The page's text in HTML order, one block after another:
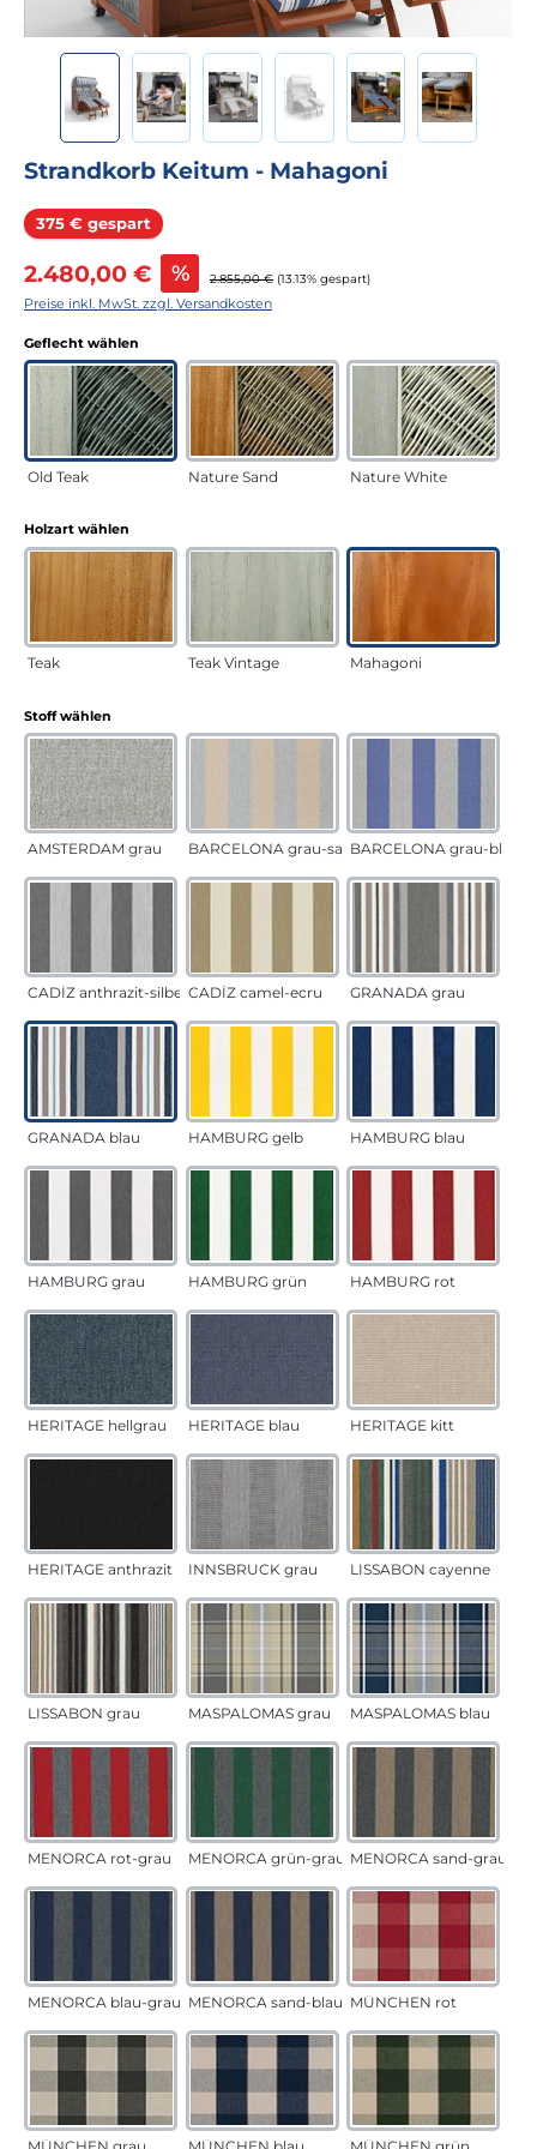
Strandkorb Keitum - Mahagoni
375 € gespart Rabatt
Verkaufspreis:
2.480,00 € % Regulärer Preis:
2.855,00 € (13.13% gespart)
Preise inkl. MwSt. zzgl. Versandkosten
Geflecht wählen
Old Teak Nature Sand Nature White
Holzart wählen
Teak Teak Vintage Mahagoni
Stoff wählen
AMSTERDAM grau BARCELONA grau-sandBARCELONA grau-blau
CADÍZ anthrazit-silber CADÍZ camel-ecru GRANADA grau
GRANADA blau HAMBURG gelb HAMBURG blau
HAMBURG grau HAMBURG grün HAMBURG rot
HERITAGE hellgrau HERITAGE blau HERITAGE kitt
HERITAGE anthrazit INNSBRUCK grau LISSABON cayenne
LISSABON grau MASPALOMAS grau MASPALOMAS blau
MENORCA rot-grau MENORCA grün-grau MENORCA sand-grau
MENORCA blau-grau MENORCA sand-blau MÜNCHEN rot